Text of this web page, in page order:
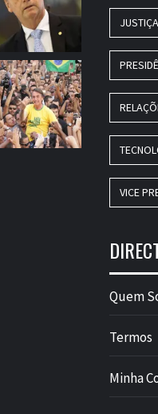
JUSTIÇA
VICE
Quem
Termos
Minha